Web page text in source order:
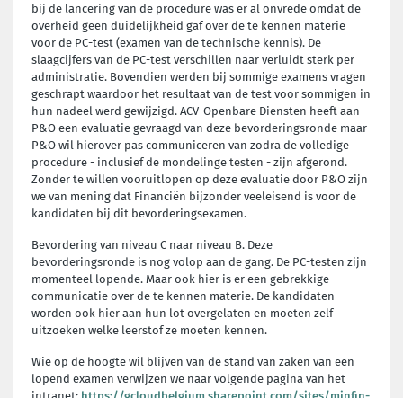
bij de lancering van de procedure was er al onvrede omdat de
overheid geen duidelijkheid gaf over de te kennen materie
voor de PC-test (examen van de technische kennis). De
slaagcijfers van de PC-test verschillen naar verluidt sterk per
administratie. Bovendien werden bij sommige examens vragen
geschrapt waardoor het resultaat van de test voor sommigen in
hun nadeel werd gewijzigd. ACV-Openbare Diensten heeft aan
P&O een evaluatie gevraagd van deze bevorderingsronde maar
P&O wil hierover pas communiceren van zodra de volledige
procedure - inclusief de mondelinge testen - zijn afgerond.
Zonder te willen vooruitlopen op deze evaluatie door P&O zijn
we van mening dat Financiën bijzonder veeleisend is voor de
kandidaten bij dit bevorderingsexamen.
Bevordering van niveau C naar niveau B. Deze
bevorderingsronde is nog volop aan de gang. De PC-testen zijn
momenteel lopende. Maar ook hier is er een gebrekkige
communicatie over de te kennen materie. De kandidaten
worden ook hier aan hun lot overgelaten en moeten zelf
uitzoeken welke leerstof ze moeten kennen.
Wie op de hoogte wil blijven van de stand van zaken van een
lopend examen verwijzen we naar volgende pagina van het